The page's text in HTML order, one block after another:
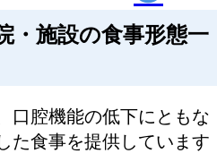
・施設の食事形態一
口腔機能の低下にともな
た食事を提供しています